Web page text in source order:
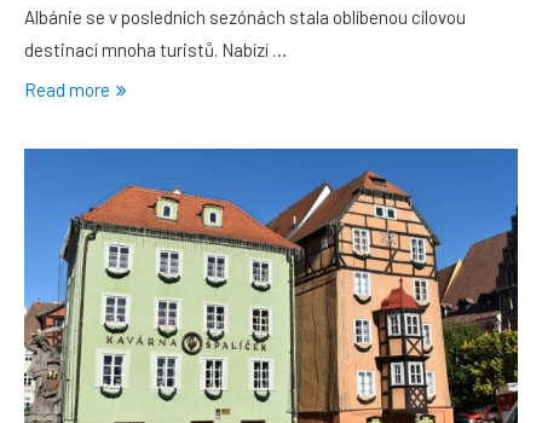
Albánie se v posledních sezónách stala oblíbenou cílovou
destinací mnoha turistů. Nabízí …
Read more